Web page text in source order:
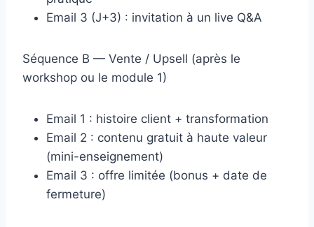
Email 3 (J+3) : invitation à un live Q&A
Séquence B — Vente / Upsell (après le
workshop ou le module 1)
Email 1 : histoire client + transformation
Email 2 : contenu gratuit à haute valeur
(mini-enseignement)
Email 3 : offre limitée (bonus + date de
fermeture)